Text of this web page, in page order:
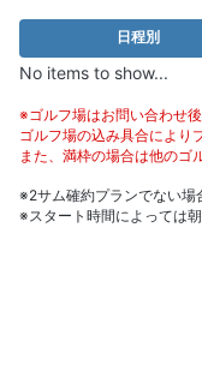
日程別
No items to show...
※ゴルフ場はお問い合わせ
ゴルフ場の込み具合により
また、満枠の場合は他のゴ
※2サム確約プランでない場
※スタート時間によっては